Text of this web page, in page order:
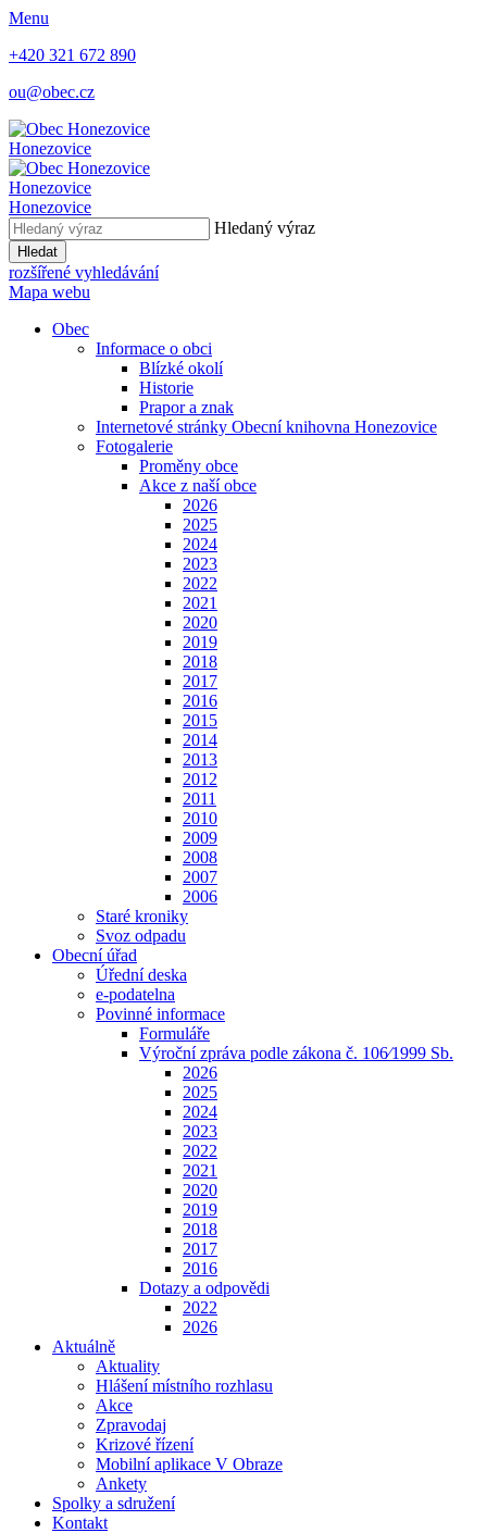
Menu
+420 321 672 890
ou@obec.cz
Honezovice
Honezovice
Honezovice
Hledaný výraz
Hledat
rozšířené vyhledávání
Mapa webu
Obec
Informace o obci
Blízké okolí
Historie
Prapor a znak
Internetové stránky Obecní knihovna Honezovice
Fotogalerie
Proměny obce
Akce z naší obce
2026
2025
2024
2023
2022
2021
2020
2019
2018
2017
2016
2015
2014
2013
2012
2011
2010
2009
2008
2007
2006
Staré kroniky
Svoz odpadu
Obecní úřad
Úřední deska
e-podatelna
Povinné informace
Formuláře
Výroční zpráva podle zákona č. 106⁄1999 Sb.
2026
2025
2024
2023
2022
2021
2020
2019
2018
2017
2016
Dotazy a odpovědi
2022
2026
Aktuálně
Aktuality
Hlášení místního rozhlasu
Akce
Zpravodaj
Krizové řízení
Mobilní aplikace V Obraze
Ankety
Spolky a sdružení
Kontakt